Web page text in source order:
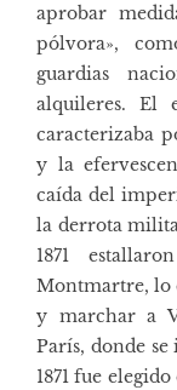
aprobar
pólvora»,
guardias
alquileres. El
caracterizaba
y la
caída del
la derrota
1871
Montmartre, lo
y marchar a
París, donde
1871 fue